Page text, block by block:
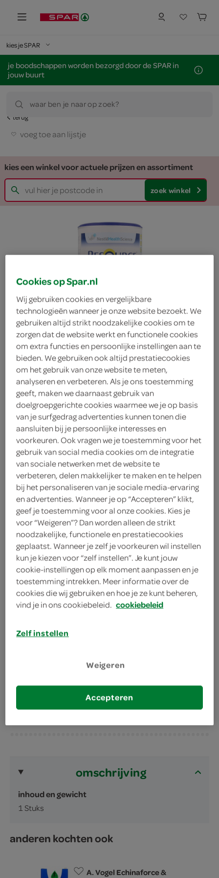
kies je SPAR
je boodschappen worden bezorgd door de SPAR in
jouw buurt
waar ben je naar op zoek?
terug
voeg toe aan lijstje
kies een winkel voor actuele prijzen en assortiment
zoek winkel
Lokaal Thicken Up 125
mililiter
Lokaal
.-
1 Stuks
Let op: aanbiedingen zijn niet zichtbaar bij de
producten, maar worden wél automatisch
verwerkt in de winkelmand.
Om warme en koude dranken en gerechten te
verdikken
omschrijving
inhoud en gewicht
1 Stuks
anderen kochten ook
A. Vogel Echinaforce &
Cookies op Spar.nl
Wij gebruiken cookies en vergelijkbare
technologieën wanneer je onze website bezoekt. We
gebruiken altijd strikt noodzakelijke cookies om te
zorgen dat de website werkt en functionele cookies
om extra functies en persoonlijke instellingen aan te
bieden. We gebruiken ook altijd prestatiecookies
om het gebruik van onze website te meten,
analyseren en verbeteren. Als je ons toestemming
geeft, maken we daarnaast gebruik van
doelgroepgerichte cookies waarmee we je op basis
van je surfgedrag advertenties kunnen tonen die
aansluiten bij je persoonlijke interesses en
voorkeuren. Ook vragen we je toestemming voor het
gebruik van social media cookies om de integratie
van sociale netwerken met de website te
verbeteren, delen makkelijker te maken en te helpen
bij het personaliseren van je sociale media-ervaring
en advertenties. Wanneer je op “Accepteren” klikt,
geef je toestemming voor al onze cookies. Kies je
voor “Weigeren”? Dan worden alleen de strikt
noodzakelijke, functionele en prestatiecookies
geplaatst. Wanneer je zelf je voorkeuren wil instellen
kun je kiezen voor “zelf instellen”. Je kunt jouw
cookie-instellingen op elk moment aanpassen en je
toestemming intrekken. Meer informatie over de
cookies die wij gebruiken en hoe je ze kunt beheren,
vind je in ons cookiebeleid. cookiebeleid
Zelf instellen
Weigeren
Accepteren